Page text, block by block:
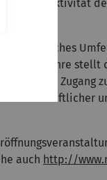
die Attraktivität
natürliches
in der Lehre stellt
Zugang
auch http://